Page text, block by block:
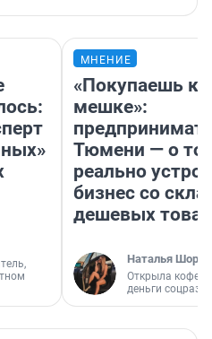
МНЕНИЕ
«Покупаешь
мешке»:
Тюмени — о
реально
бизнес со
дешевых
Наталья
Открыла
деньги